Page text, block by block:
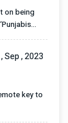
on being
Sep , 2023
key to